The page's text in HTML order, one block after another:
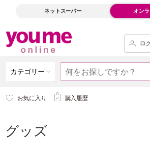
ネットスーパー オン
ロ
カテゴリー
お気に入り 購入履歴
グッズ